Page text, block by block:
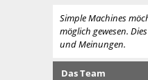
Simple Machines
möglich gewesen.
und Meinungen.
Das Team